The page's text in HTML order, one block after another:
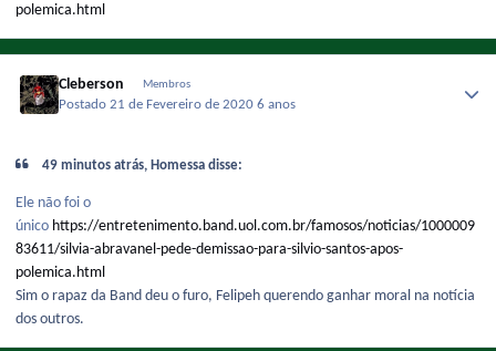
polemica.html
Cleberson Membros
Postado21 de Fevereiro de 20206 anos
49 minutos atrás, Homessa disse:
Ele não foi o
único https://entretenimento.band.uol.com.br/famosos/noticias/1000009
83611/silvia-abravanel-pede-demissao-para-silvio-santos-apos-
polemica.html
Sim o rapaz da Band deu o furo, Felipeh querendo ganhar moral na notícia
dos outros.